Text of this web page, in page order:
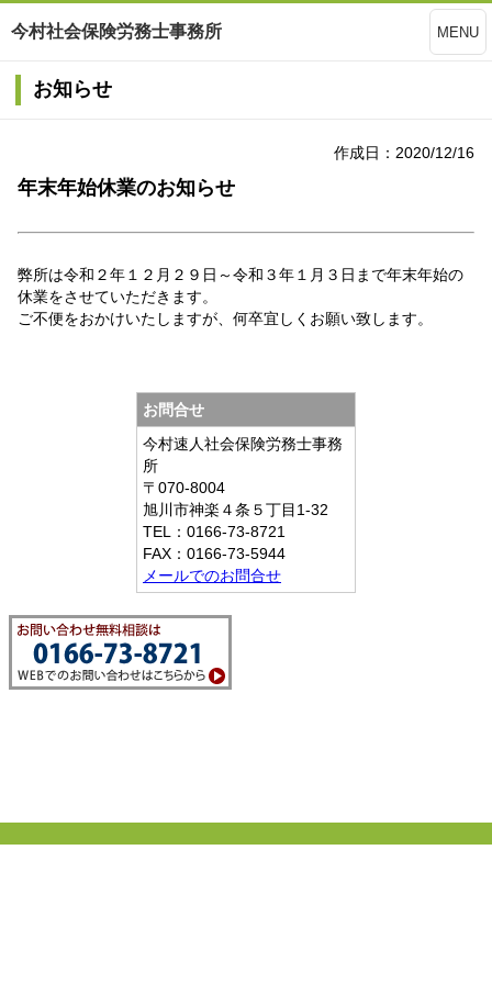
今村社会保険労務士事務所 MENU
お知らせ
作成日：2020/12/16
年末年始休業のお知らせ
弊所は令和２年１２月２９日～令和３年１月３日まで年末年始の
休業をさせていただきます。
ご不便をおかけいたしますが、何卒宜しくお願い致します。
お問合せ
今村速人社会保険労務士事務
所
〒070-8004
旭川市神楽４条５丁目1-32
TEL：0166-73-8721
FAX：0166-73-5944
メールでのお問合せ